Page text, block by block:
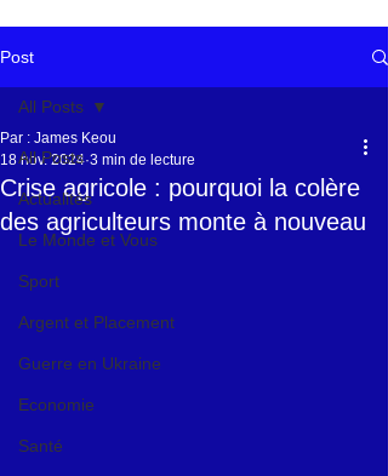
Post
All Posts
Actualités
Le Monde et Vous
Sport
Argent et Placement
Guerre en Ukraine
Economie
Santé
All Posts
Crise agricole : pourquoi la colère
des agriculteurs monte à nouveau
Par : James Keou
18 nov. 2024 3 min de lecture